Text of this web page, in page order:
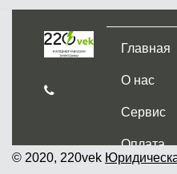
Главная
О нас
Сервис
Оплата
© 2020, 220vek